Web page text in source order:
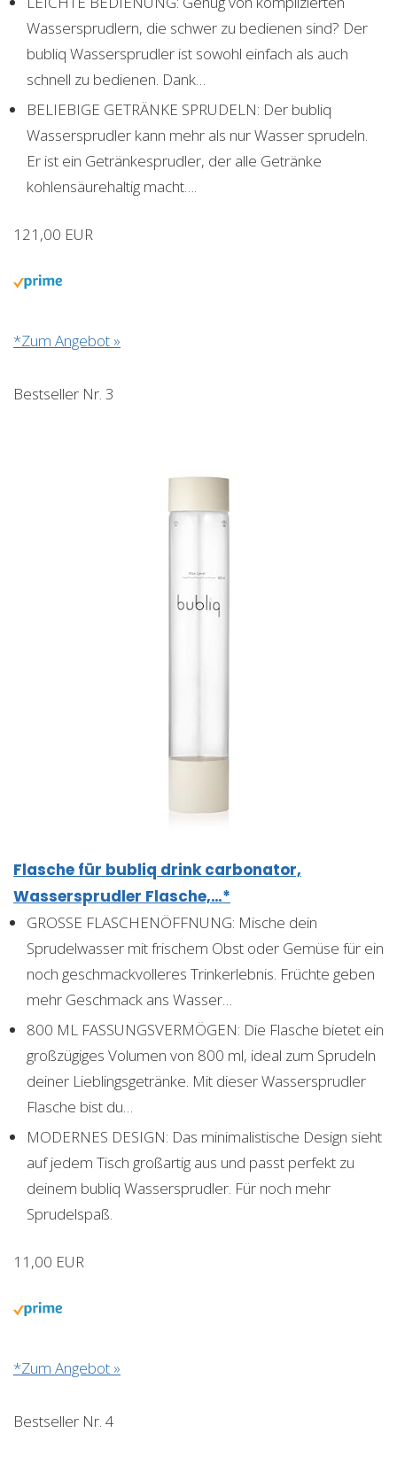
Wassersprudlern, die schwer zu bedienen sind? Der
bubliq Wassersprudler ist sowohl einfach als auch
schnell zu bedienen. Dank…
BELIEBIGE GETRÄNKE SPRUDELN: Der bubliq
Wassersprudler kann mehr als nur Wasser sprudeln.
Er ist ein Getränkesprudler, der alle Getränke
kohlensäurehaltig macht….
121,00 EUR
*Zum Angebot »
Bestseller Nr. 3
Flasche für bubliq drink carbonator,
Wassersprudler Flasche,…*
GROSSE FLASCHENÖFFNUNG: Mische dein
Sprudelwasser mit frischem Obst oder Gemüse für ein
noch geschmackvolleres Trinkerlebnis. Früchte geben
mehr Geschmack ans Wasser…
800 ML FASSUNGSVERMÖGEN: Die Flasche bietet ein
großzügiges Volumen von 800 ml, ideal zum Sprudeln
deiner Lieblingsgetränke. Mit dieser Wassersprudler
Flasche bist du…
MODERNES DESIGN: Das minimalistische Design sieht
auf jedem Tisch großartig aus und passt perfekt zu
deinem bubliq Wassersprudler. Für noch mehr
Sprudelspaß.
11,00 EUR
*Zum Angebot »
Bestseller Nr. 4